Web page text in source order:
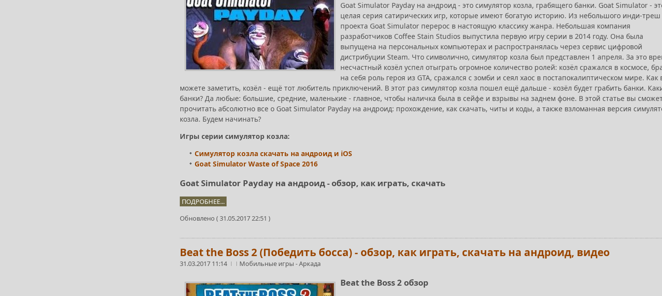
Goat Simulator Payday на андроид - это симулятор козла, грабящего банки. Goat Simulator -
целая серия сатирических игр, которые имеют богатую историю. Из небольшого инди-треш
проекта Goat Simulator перерос в настоящую классику жанра. Небольшая компания
разработчиков Coffee Stain Studios выпустила первую игру серии в 2014 году. Она была
выпущена на персональных компьютерах и распространялась через сервис цифровой
дистрибуции Steam. Что символично, симулятор козла был представлен 1 апреля. За это
несчастный козёл успел отыграть огромное количество ролей: козёл сражался в космосе,
на себя роль героя из GTA, сражался с зомби и сеял хаос в постапокалиптическом мире. Как
можете заметить, козёл - ещё тот любитель приключений. В этот раз симулятор козла пошел ещё дальше - козёл будет грабить банки.
банки? Да любые: большие, средние, маленькие - главное, чтобы наличка была в сейфе и взрывы на заднем фоне. В этой статье вы
прочитать абсолютно все о Goat Simulator Payday на андроид: прохождение, как скачать, читы и коды, а также взломанная версия
козла. Будем начинать?
Игры серии симулятор козла:
Симулятор козла скачать на андроид и iOS
Goat Simulator Waste of Space 2016
Goat Simulator Payday на андроид - обзор, как играть, скачать
ПОДРОБНЕЕ...
Обновлено ( 31.05.2017 22:51 )
Beat the Boss 2 (Победить босса) - обзор, как играть, скачать на андроид, видео
31.03.2017 11:14 Мобильные игры -Аркада
Beat the Boss 2 обзор